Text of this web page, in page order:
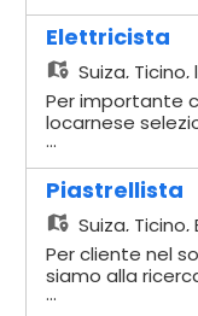
pluriennale
capacità a
Possesso
Disponibilità a
Svizzera
temporanei in
nostro cliente
Elettricista
Suiza, Ticino,
Per importante
locarnese
Elettricista
manutenzione
industriali -
quadri elettrici,
componenti -
tubazioni
messa in
normative
...
Piastrellista
Suiza, Ticino,
Per cliente nel
siamo alla
comprovata
...